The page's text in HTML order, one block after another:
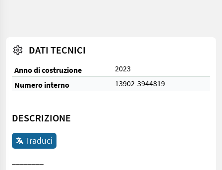
DATI TECNICI
Anno di costruzione
2023
Numero interno
13902-3944819
DESCRIZIONE
Traduci